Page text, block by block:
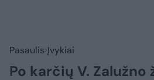
Pasaulis Įvykiai
Po karčių V. Zalužno